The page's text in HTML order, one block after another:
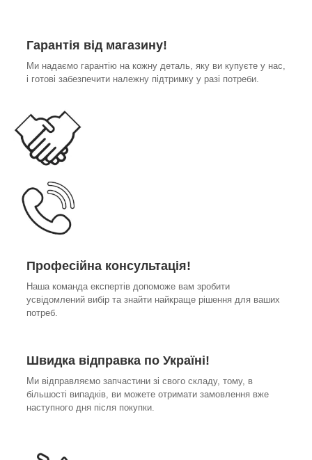
Гарантія від магазину!
Ми надаємо гарантію на кожну деталь, яку ви купуєте у нас,
і готові забезпечити належну підтримку у разі потреби.
Професійна консультація!
Наша команда експертів допоможе вам зробити
усвідомлений вибір та знайти найкраще рішення для ваших
потреб.
Швидка відправка по Україні!
Ми відправляємо запчастини зі свого складу, тому, в
більшості випадків, ви можете отримати замовлення вже
наступного дня після покупки.